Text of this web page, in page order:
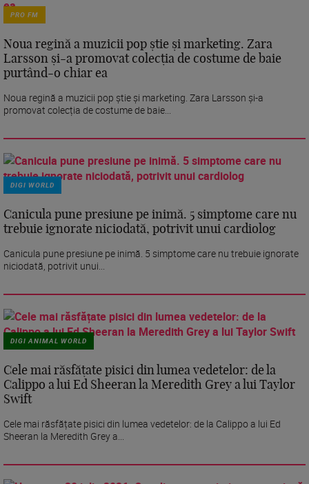
PRO FM
Noua regină a muzicii pop știe și marketing. Zara
Larsson și-a promovat colecția de costume de baie
purtând-o chiar ea
Noua regină a muzicii pop știe și marketing. Zara Larsson și-a
promovat colecția de costume de baie...
DIGI WORLD
Canicula pune presiune pe inimă. 5 simptome care nu
trebuie ignorate niciodată, potrivit unui cardiolog
Canicula pune presiune pe inimă. 5 simptome care nu trebuie ignorate
niciodată, potrivit unui...
DIGI ANIMAL WORLD
Cele mai răsfățate pisici din lumea vedetelor: de la
Calippo a lui Ed Sheeran la Meredith Grey a lui Taylor
Swift
Cele mai răsfățate pisici din lumea vedetelor: de la Calippo a lui Ed
Sheeran la Meredith Grey a...